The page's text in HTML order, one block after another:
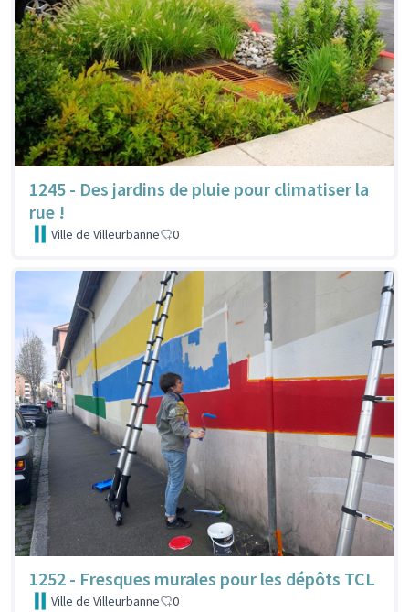
1245 - Des jardins de pluie pour climatiser la
rue !
Ville de Villeurbanne 0
1252 - Fresques murales pour les dépôts TCL
Ville de Villeurbanne 0